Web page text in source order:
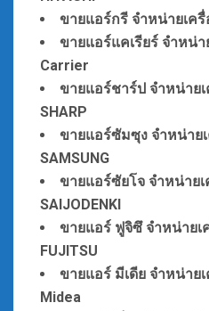
ขายแอร์กรี จำหน่ายเครื่
ขายแอร์แคเรียร์ จำหน่า
Carrier
ขายแอร์ชาร์ป จำหน่ายเ
SHARP
ขายแอร์ซัมซุง จำหน่ายเ
SAMSUNG
ขายแอร์ซัยโจ จำหน่ายเ
SAIJODENKI
ขายแอร์ ฟูจิซึจำหน่ายเ
FUJITSU
ขายแอร์ มีเดีย จำหน่ายเ
Midea